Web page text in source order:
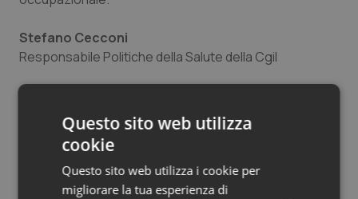
Sangue & coagulazione
Tumore al seno
Tumore ovarico
Stefano Cecconi
Responsabile Politiche della Salute della Cgil
Stefano Cecconi
28 Novembre 2012
© Riproduzione riservata
Questo sito web utilizza
cookie
Questo sito web utilizza i cookie per
migliorare la tua esperienza di